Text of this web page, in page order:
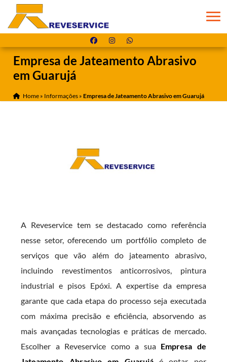
Empresa de Jateamento Abrasivo
em Guarujá
Home » Informações »Empresa de Jateamento Abrasivo em Guarujá
A Reveservice tem se destacado como referência
nesse setor, oferecendo um portfólio completo de
serviços que vão além do jateamento abrasivo,
incluindo revestimentos anticorrosivos, pintura
industrial e pisos Epóxi. A expertise da empresa
garante que cada etapa do processo seja executada
com máxima precisão e eficiência, absorvendo as
mais avançadas tecnologias e práticas de mercado.
Escolher a Reveservice como a sua Empresa de